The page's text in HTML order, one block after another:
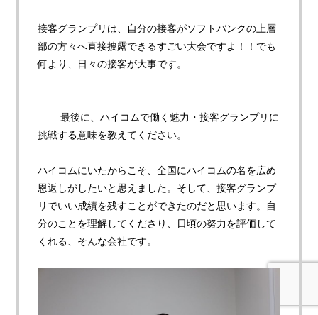
接客グランプリは、自分の接客がソフトバンクの上層
部の方々へ直接披露できるすごい大会ですよ！！でも
何より、日々の接客が大事です。
—— 最後に、ハイコムで働く魅力・接客グランプリに
挑戦する意味を教えてください。
ハイコムにいたからこそ、全国にハイコムの名を広め
恩返しがしたいと思えました。そして、接客グランプ
リでいい成績を残すことができたのだと思います。自
分のことを理解してくださり、日頃の努力を評価して
くれる、そんな会社です。